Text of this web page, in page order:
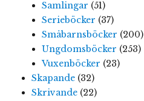
Samlingar (51)
Serieböcker (37)
Småbarnsböcker (200)
Ungdomsböcker (253)
Vuxenböcker (23)
Skapande(32)
Skrivande(22)